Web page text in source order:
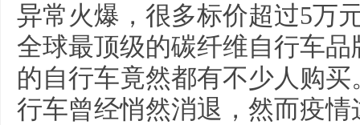
异常火爆，很多标价超过5万
全球最顶级的碳纤维自行车品
的自行车竟然都有不少人购
行车曾经悄然消退，然而疫